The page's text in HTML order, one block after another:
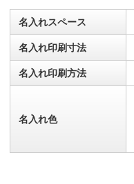
名入れスペース
名入れ印刷寸法
名入れ印刷方法
名入れ色